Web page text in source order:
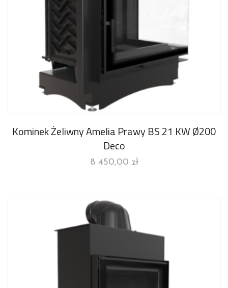
Kominek Żeliwny Amelia Prawy BS 21 KW Ø200
Deco
8 450,00 zł